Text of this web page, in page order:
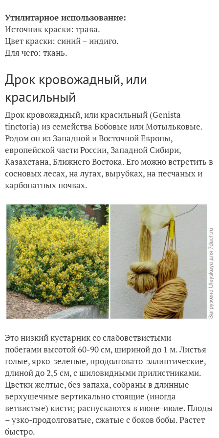
Утилитарное использование:
Источник краски: трава.
Цвет краски: синий – индиго.
Для чего: ткань.
Дрок кровожадный, или
красильный
Дрок кровожадный, или красильный (Genista
tinctoria) из семейства Бобовые или Мотыльковые.
Родом он из Западной и Восточной Европы,
европейской части России, Западной Сибири,
Казахстана, Ближнего Востока. Его можно встретить в
сосновых лесах, на лугах, вырубках, на песчаных и
карбонатных почвах.
Это низкий кустарник со слабоветвистыми
побегами высотой 60-90 см, шириной до 1 м. Листья
голые, ярко-зеленые, продолговато-эллиптические,
длиной до 2,5 см, с шиловидными прилистниками.
Цветки желтые, без запаха, собраны в длинные
верхушечные вертикально стоящие (иногда
ветвистые) кисти; распускаются в июне-июле. Плоды
– узко-продолговатые, сжатые с боков бобы. Растет
быстро.